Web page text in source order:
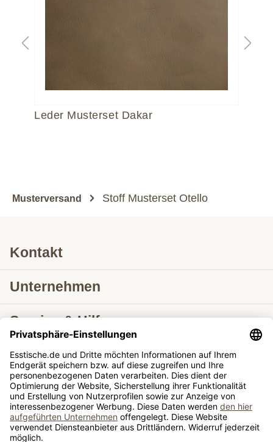
Leder Musterset Dakar
Musterversand Stoff Musterset Otello
Kontakt
Unternehmen
Service & Hilfe
Lieferung nach
Tische ausziehbar
Tische